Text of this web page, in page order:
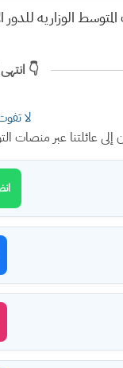
للدور الاول 2023 , اعلان النتائج اليوم
👇
لا
إلى عائلتنا عبر